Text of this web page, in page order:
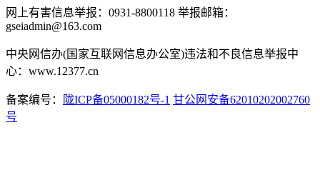
网上有害信息举报：0931-8800118 举报邮箱：
gseiadmin@163.com
中央网信办(国家互联网信息办公室)违法和不良信息举报中
心：www.12377.cn
备案编号： 陇ICP备05000182号-1 甘公网安备62010202002760
号